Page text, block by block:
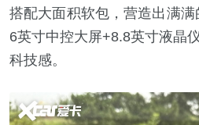
搭配大面积软包，营造出满
6英寸中控大屏+8.8英寸液晶
科技感。